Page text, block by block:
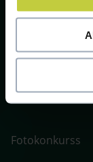
SIA ZOO Centrs,
Vienības gatve
P. 10:00-20:00 /
Fotokonkurss